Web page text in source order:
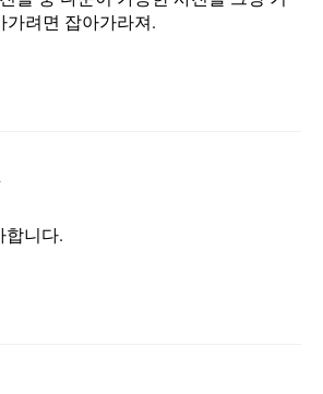
가려면 잡아가라져.
합니다.